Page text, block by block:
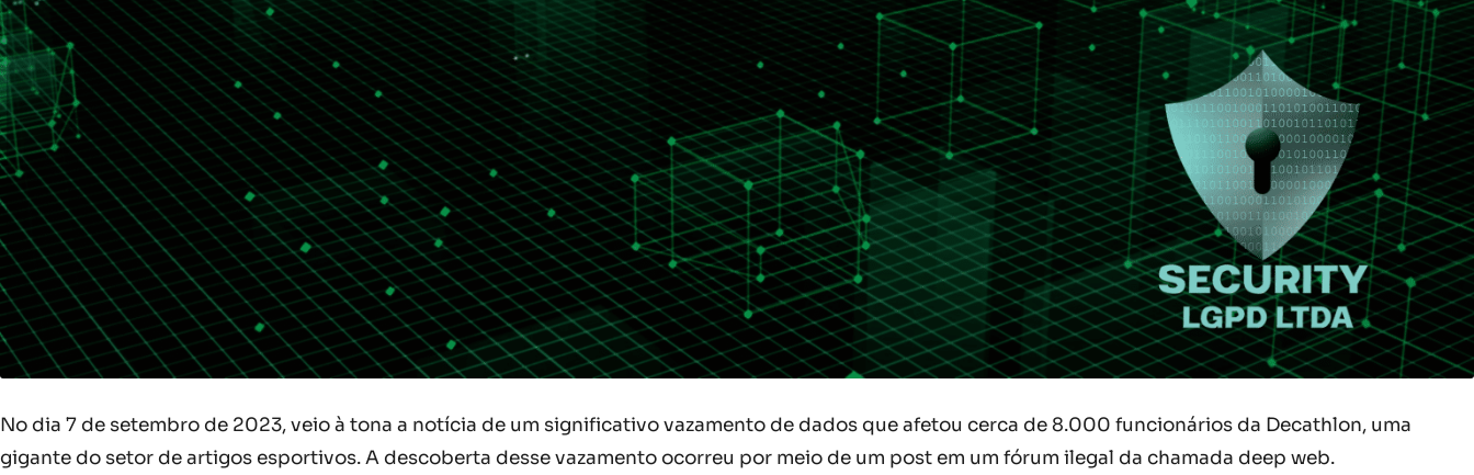
No dia 7 de setembro de 2023, veio à tona a notícia de um significativo vazamento de dados que afetou cerca de 8.000 funcionários da Decathlon, uma
gigante do setor de artigos esportivos. A descoberta desse vazamento ocorreu por meio de um post em um fórum ilegal da chamada deep web.